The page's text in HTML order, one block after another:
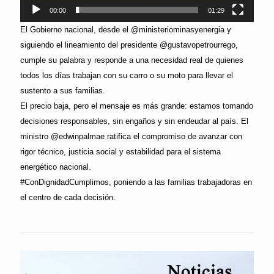
00:00 01:29
El Gobierno nacional, desde el @ministeriominasyenergia y
siguiendo el lineamiento del presidente @gustavopetrourrego,
cumple su palabra y responde a una necesidad real de quienes
todos los días trabajan con su carro o su moto para llevar el
sustento a sus familias.
El precio baja, pero el mensaje es más grande: estamos tomando
decisiones responsables, sin engaños y sin endeudar al país. El
ministro @edwinpalmae ratifica el compromiso de avanzar con
rigor técnico, justicia social y estabilidad para el sistema
energético nacional.
#ConDignidadCumplimos, poniendo a las familias trabajadoras en
el centro de cada decisión.